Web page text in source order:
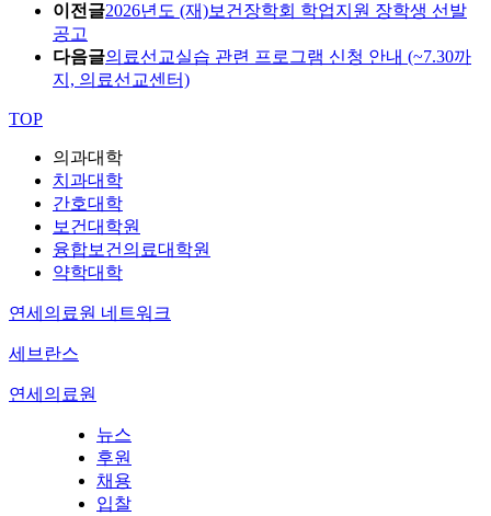
이전글2026년도 (재)보건장학회 학업지원 장학생 선발
공고
다음글의료선교실습 관련 프로그램 신청 안내 (~7.30까
지, 의료선교센터)
TOP
의과대학
치과대학
간호대학
보건대학원
융합보건의료대학원
약학대학
연세의료원 네트워크
세브란스
연세의료원
뉴스
후원
채용
입찰